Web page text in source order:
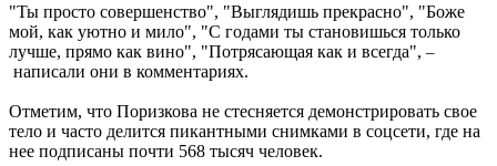
"Ты просто совершенство", "Выглядишь прекрасно", "Боже
мой, как уютно и мило", "С годами ты становишься только
лучше, прямо как вино", "Потрясающая как и всегда", –
написали они в комментариях.
Отметим, что Поризкова не стесняется демонстрировать свое
тело и часто делится пикантными снимками в соцсети, где на
нее подписаны почти 568 тысяч человек.